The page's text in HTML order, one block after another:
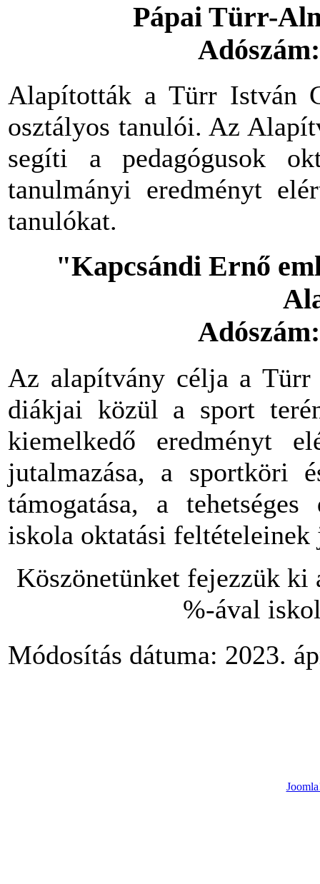
Pápai Türr-
Alapították a Türr István
osztályos tanulói. Az
segíti a pedagógusok
tanulmányi eredményt
tanulókat.
"Kapcsándi Ernő
Az alapítvány célja a
diákjai közül a sport
kiemelkedő eredményt
jutalmazása, a sportköri
támogatása, a
iskola oktatási feltételeinek
Köszönetünket fejezzük
%-ával
Módosítás dátuma: 2023.